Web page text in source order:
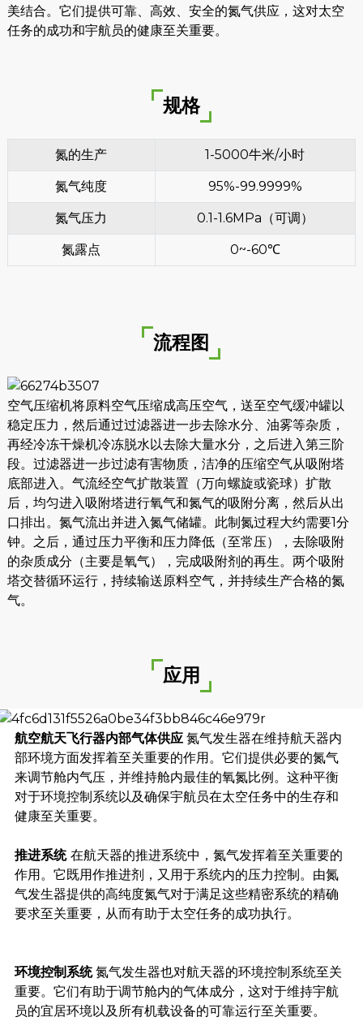
美结合。它们提供可靠、高效、安全的氮气供应，这对太空
任务的成功和宇航员的健康至关重要。
规格
氮的生产 1-5000牛米/小时
氮气纯度 95%-99.9999%
氮气压力 0.1-1.6MPa（可调）
氮露点 0~-60℃
流程图
空气压缩机将原料空气压缩成高压空气，送至空气缓冲罐以
稳定压力，然后通过过滤器进一步去除水分、油雾等杂质，
再经冷冻干燥机冷冻脱水以去除大量水分，之后进入第三阶
段。过滤器进一步过滤有害物质，洁净的压缩空气从吸附塔
底部进入。气流经空气扩散装置（万向螺旋或瓷球）扩散
后，均匀进入吸附塔进行氧气和氮气的吸附分离，然后从出
口排出。氮气流出并进入氮气储罐。此制氮过程大约需要1分
钟。之后，通过压力平衡和压力降低（至常压），去除吸附
的杂质成分（主要是氧气），完成吸附剂的再生。两个吸附
塔交替循环运行，持续输送原料空气，并持续生产合格的氮
气。
应用
航空航天飞行器内部气体供应 氮气发生器在维持航天器内
部环境方面发挥着至关重要的作用。它们提供必要的氮气
来调节舱内气压，并维持舱内最佳的氧氮比例。这种平衡
对于环境控制系统以及确保宇航员在太空任务中的生存和
健康至关重要。
推进系统在航天器的推进系统中，氮气发挥着至关重要的
作用。它既用作推进剂，又用于系统内的压力控制。由氮
气发生器提供的高纯度氮气对于满足这些精密系统的精确
要求至关重要，从而有助于太空任务的成功执行。
环境控制系统氮气发生器也对航天器的环境控制系统至关
重要。它们有助于调节舱内的气体成分，这对于维持宇航
员的宜居环境以及所有机载设备的可靠运行至关重要。